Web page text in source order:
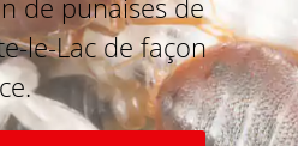
le-Lac de façon